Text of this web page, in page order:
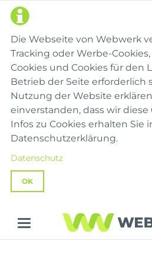
Die Webseite von Webwerk
Tracking oder Werbe-
Cookies und Cookies für den
Betrieb der Seite erforderlich
Nutzung der Website
einverstanden, dass wir diese
Infos zu Cookies erhalten Sie
Datenschutzerklärung.
Datenschutz
OK